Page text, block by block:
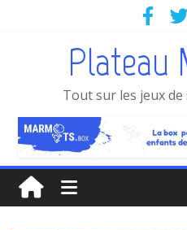
Plateau
Tout sur les jeux de